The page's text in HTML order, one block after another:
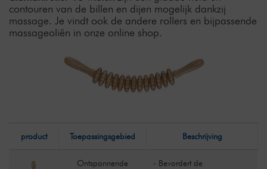
contouren van de billen en dijen mogelijk dankzij
massage. Je vindt ook de andere rollers en bijpassende
massageoliën in onze online shop.
product Toepassingsgebied Beschrijving
Ontspannende
- Bevordert de